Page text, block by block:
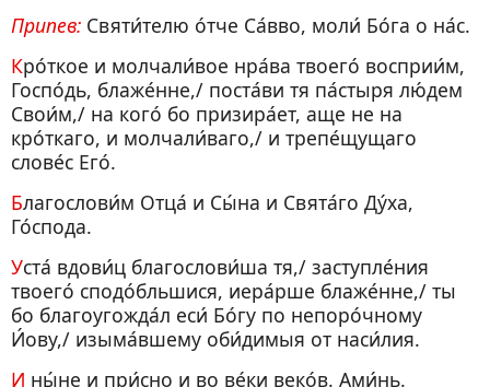
Припев: Святи́телю о́тче Са́вво, моли́ Бо́га о на́с.
Кро́ткое и молчали́вое нра́ва твоего́ восприи́м,
Госпо́дь, блаже́нне,/ поста́ви тя па́стыря лю́дем
Свои́м,/ на кого́ бо призира́ет, аще не на
кро́ткаго, и молчали́ваго,/ и трепе́щущаго
слове́с Его́.
Благослови́м Отца́ и Сы́на и Свята́го Ду́ха,
Го́спода.
Уста́ вдови́ц благослови́ша тя,/ заступле́ния
твоего́ сподо́бльшися, иера́рше блаже́нне,/ ты
бо благоугожда́л еси́ Бо́гу по непоро́чному
И́ову,/ изыма́вшему оби́димыя от наси́лия.
И ны́не и при́сно и во ве́ки веко́в. Ами́нь.